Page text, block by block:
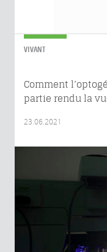
VIVANT
Comment
partie rendu la
23.06.2021